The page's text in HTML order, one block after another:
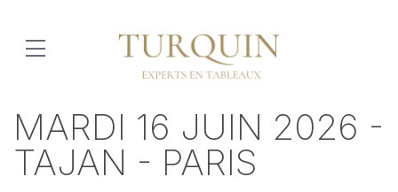
MARDI 16 JUIN 2026 -
TAJAN - PARIS